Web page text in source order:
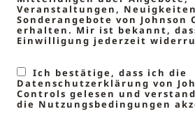
Veranstaltungen,
Sonderangebote von Johnson
erhalten. Mir ist bekannt,
Einwilligung jederzeit
Ich bestätige, dass ich die
Datenschutzerklärung von
Controls gelesen und
die Nutzungsbedingungen